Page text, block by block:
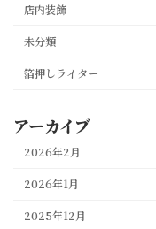
店内装飾
未分類
箔押しライター
アーカイブ
2026年2月
2026年1月
2025年12月